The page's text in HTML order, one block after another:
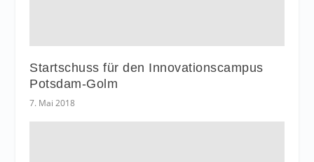
Startschuss für den Innovationscampus
Potsdam-Golm
7. Mai 2018